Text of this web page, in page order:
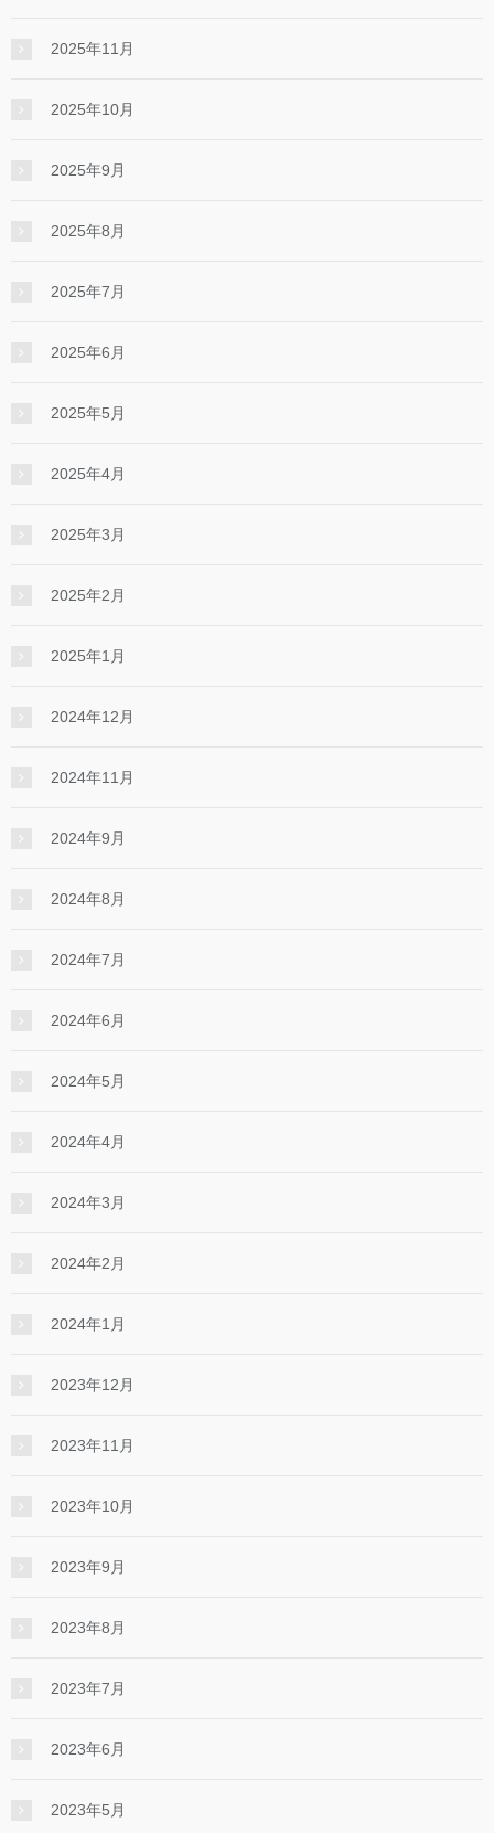
2025年11月
2025年10月
2025年9月
2025年8月
2025年7月
2025年6月
2025年5月
2025年4月
2025年3月
2025年2月
2025年1月
2024年12月
2024年11月
2024年9月
2024年8月
2024年7月
2024年6月
2024年5月
2024年4月
2024年3月
2024年2月
2024年1月
2023年12月
2023年11月
2023年10月
2023年9月
2023年8月
2023年7月
2023年6月
2023年5月